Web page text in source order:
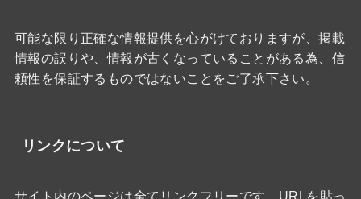
可能な限り正確な情報提供を心がけておりますが、掲載
情報の誤りや、情報が古くなっていることがある為、信
頼性を保証するものではないことをご了承下さい。
リンクについて
サイト内のページは全てリンクフリーです。URLを貼っ